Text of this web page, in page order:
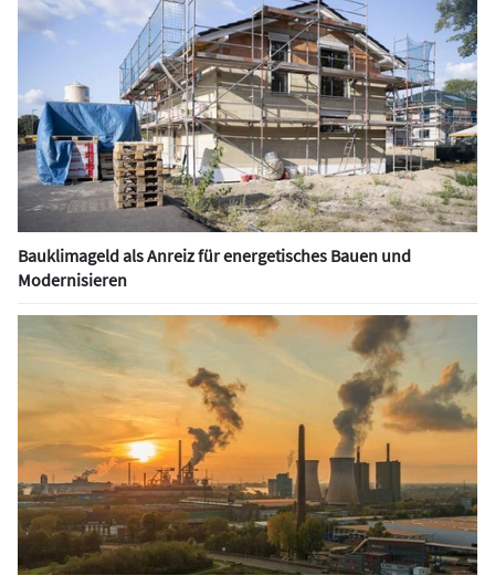
Bauklimageld als Anreiz für energetisches Bauen und
Modernisieren